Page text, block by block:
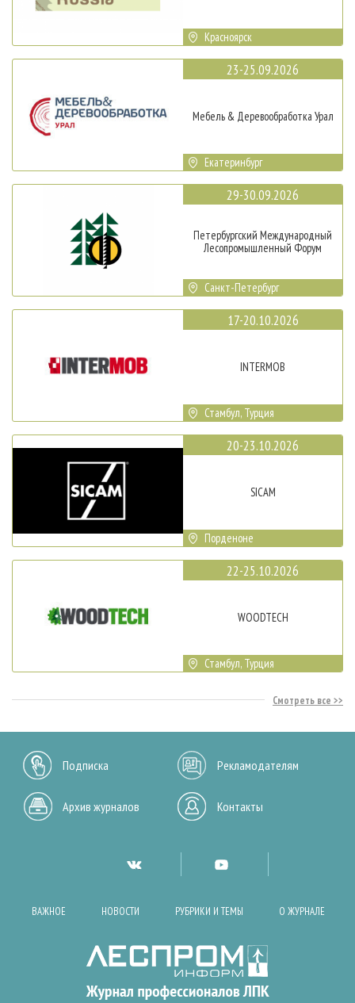
Красноярск
23-25.09.2026
Мебель & Деревообработка Урал
Екатеринбург
29-30.09.2026
Петербургский Международный
Лесопромышленный Форум
Санкт-Петербург
17-20.10.2026
INTERMOB
Стамбул, Турция
20-23.10.2026
SICAM
Порденоне
22-25.10.2026
WOODTECH
Стамбул, Турция
Смотреть все
Подписка Рекламодателям
Архив журналов Контакты
ВАЖНОЕ НОВОСТИ РУБРИКИ И ТЕМЫ О ЖУРНАЛЕ